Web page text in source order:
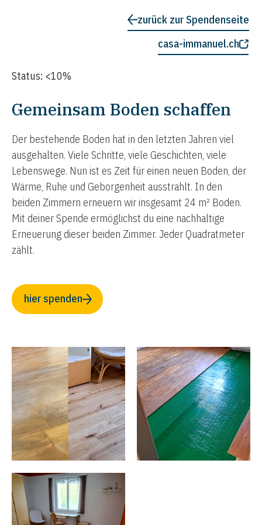
zurück zur Spendenseite
casa-immanuel.ch
Status: <10%
Gemeinsam Boden schaffen
Der bestehende Boden hat in den letzten Jahren viel
ausgehalten. Viele Schritte, viele Geschichten, viele
Lebenswege. Nun ist es Zeit für einen neuen Boden, der
Wärme, Ruhe und Geborgenheit ausstrahlt. In den
beiden Zimmern erneuern wir insgesamt 24 m² Boden.
Mit deiner Spende ermöglichst du eine nachhaltige
Erneuerung dieser beiden Zimmer. Jeder Quadratmeter
zählt.
hier spenden